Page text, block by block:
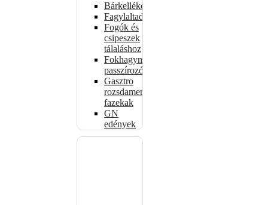
Bárkellékek
Fagylaltadagolók
Fogók és
csipeszek
tálaláshoz
Fokhagymaprések,
passzírozók
Gasztro
rozsdamentes
fazekak
GN
edények